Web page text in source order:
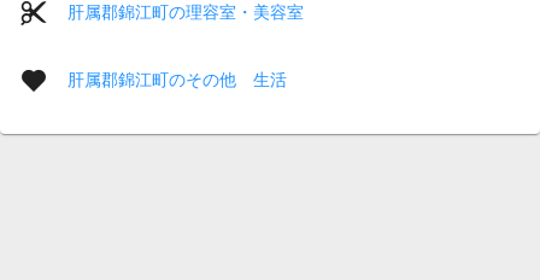
肝属郡錦江町の理容室・美容室
肝属郡錦江町のその他 生活